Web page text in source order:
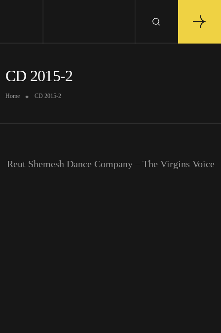
CD 2015-2
Home CD 2015-2
Reut Shemesh Dance Company – The Virgins Voice